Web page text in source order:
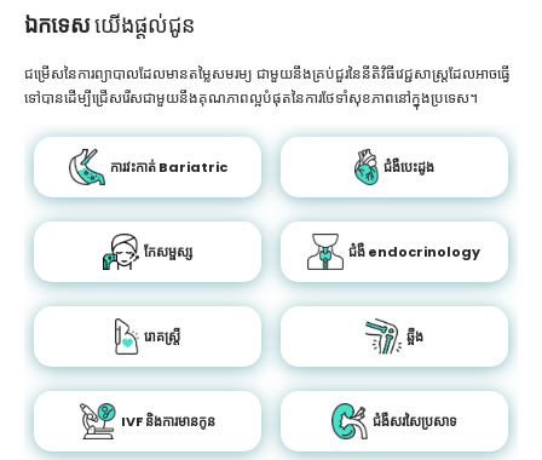
ឯកទេសយើងផ្តល់ជូន
ជម្រើសនៃការព្យាបាលដែលមានតម្លៃសមរម្យ ជាមួយនឹងគ្រប់ជួរនៃនីតិវិធីវេជ្ជសាស្រ្តដែលអាចធ្វើ
ទៅបានដើម្បីជ្រើសរើសជាមួយនឹងគុណភាពល្អបំផុតនៃការថែទាំសុខភាពនៅក្នុងប្រទេស។
ការវះកាត់ Bariatric ជំងឺបេះដូង
កែសម្ផស្ស ជំងឺ endocrinology
រោគស្ត្រី ឆ្អឹង
IVF និងការមានកូន ជំងឺសរសៃប្រសាទ